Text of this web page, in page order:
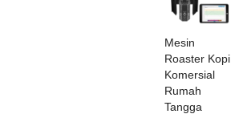
Mesin
Roaster Kopi
Komersial
Rumah
Tangga